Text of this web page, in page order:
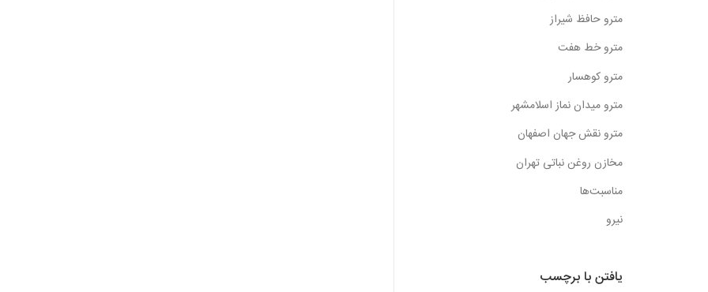
مترو حافظ شیراز
مترو خط هفت
مترو کوهسار
مترو میدان نماز اسلامشهر
مترو نقش جهان اصفهان
مخازن روغن نباتی تهران
مناسبت‌ها
نیرو
یافتن با برچسب